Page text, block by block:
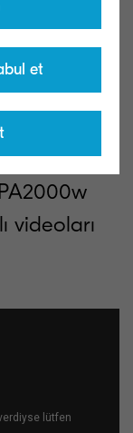
grupları
videoları
et